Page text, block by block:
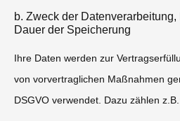
b. Zweck der
Dauer der Speicherung
Ihre Daten werden zur
von vorvertraglichen Maßnahmen
DSGVO verwendet. Dazu zählen